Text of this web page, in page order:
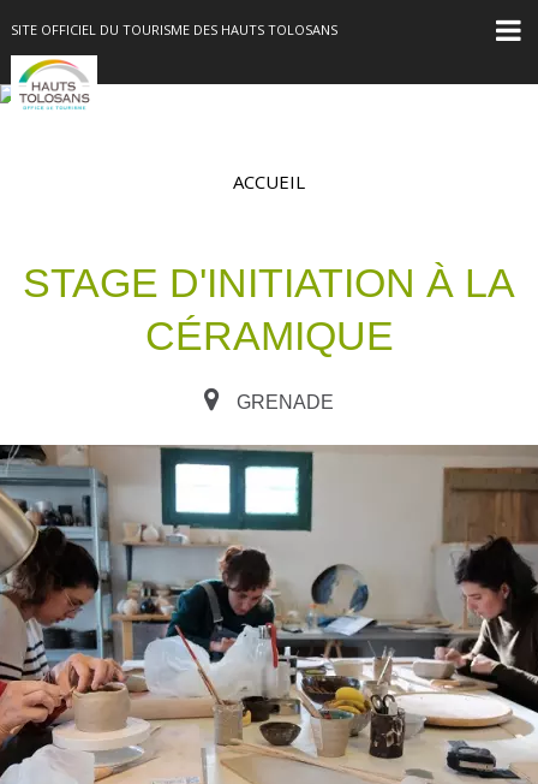
SITE OFFICIEL DU TOURISME DES HAUTS TOLOSANS
ACCUEIL
STAGE D'INITIATION À LA
CÉRAMIQUE
GRENADE